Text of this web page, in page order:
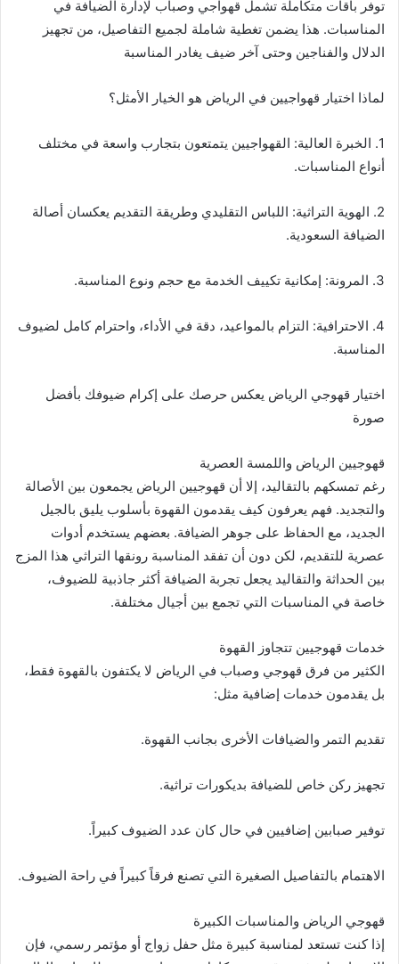
توفر باقات متكاملة تشمل قهواجي وصباب لإدارة الضيافة في
المناسبات. هذا يضمن تغطية شاملة لجميع التفاصيل، من تجهيز
الدلال والفناجين وحتى آخر ضيف يغادر المناسبة
لماذا اختيار قهواجيين في الرياض هو الخيار الأمثل؟
1. الخبرة العالية: القهواجيين يتمتعون بتجارب واسعة في مختلف
أنواع المناسبات.
2. الهوية التراثية: اللباس التقليدي وطريقة التقديم يعكسان أصالة
الضيافة السعودية.
3. المرونة: إمكانية تكييف الخدمة مع حجم ونوع المناسبة.
4. الاحترافية: التزام بالمواعيد، دقة في الأداء، واحترام كامل لضيوف
المناسبة.
اختيار قهوجي الرياض يعكس حرصك على إكرام ضيوفك بأفضل
صورة
قهوجيين الرياض واللمسة العصرية
رغم تمسكهم بالتقاليد، إلا أن قهوجيين الرياض يجمعون بين الأصالة
والتجديد. فهم يعرفون كيف يقدمون القهوة بأسلوب يليق بالجيل
الجديد، مع الحفاظ على جوهر الضيافة. بعضهم يستخدم أدوات
عصرية للتقديم، لكن دون أن تفقد المناسبة رونقها التراثي هذا المزج
بين الحداثة والتقاليد يجعل تجربة الضيافة أكثر جاذبية للضيوف،
خاصة في المناسبات التي تجمع بين أجيال مختلفة.
خدمات قهوجيين تتجاوز القهوة
الكثير من فرق قهوجي وصباب في الرياض لا يكتفون بالقهوة فقط،
بل يقدمون خدمات إضافية مثل:
تقديم التمر والضيافات الأخرى بجانب القهوة.
تجهيز ركن خاص للضيافة بديكورات تراثية.
توفير صبابين إضافيين في حال كان عدد الضيوف كبيراً.
الاهتمام بالتفاصيل الصغيرة التي تصنع فرقاً كبيراً في راحة الضيوف.
قهوجي الرياض والمناسبات الكبيرة
إذا كنت تستعد لمناسبة كبيرة مثل حفل زواج أو مؤتمر رسمي، فإن